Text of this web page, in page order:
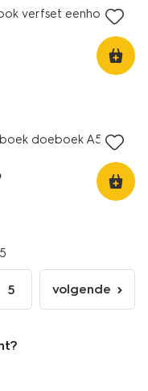
verfset eenhoorn
doeboek A5
5
volgende
pagina
volgende